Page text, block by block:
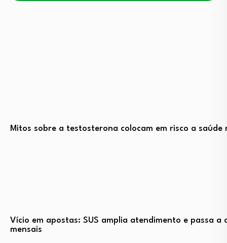
Mitos sobre a testosterona colocam em risco a saúde
Vício em apostas: SUS amplia atendimento e passa a
mensais